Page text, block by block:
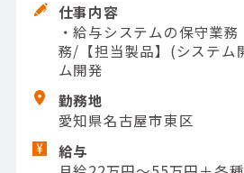
仕事内容
・給与システムの保守業
務/【担当製品】(システム
ム開発
勤務地
愛知県名古屋市東区
給与